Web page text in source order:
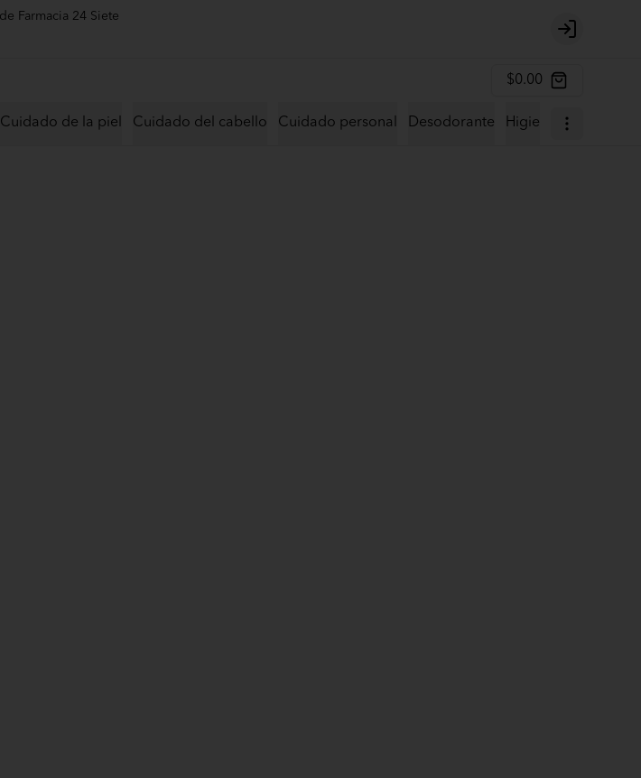
Login
$0.00
Cuidado de la piel Cuidado del cabello Cuidado personal Desodorante Higiene y